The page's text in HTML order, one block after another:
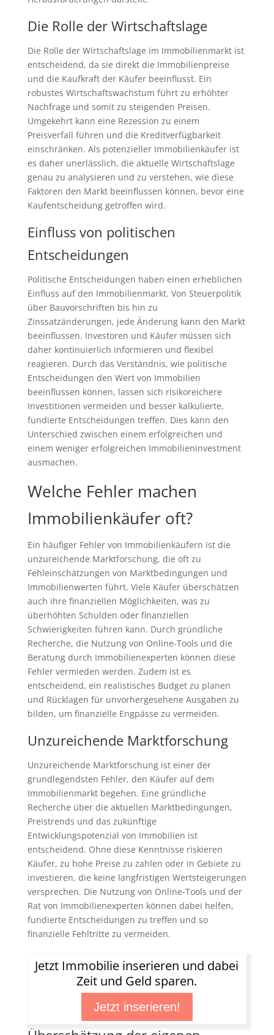
Die Rolle der Wirtschaftslage
Die Rolle der Wirtschaftslage im Immobilienmarkt ist
entscheidend, da sie direkt die Immobilienpreise
und die Kaufkraft der Käufer beeinflusst. Ein
robustes Wirtschaftswachstum führt zu erhöhter
Nachfrage und somit zu steigenden Preisen.
Umgekehrt kann eine Rezession zu einem
Preisverfall führen und die Kreditverfügbarkeit
einschränken. Als potenzieller Immobilienkäufer ist
es daher unerlässlich, die aktuelle Wirtschaftslage
genau zu analysieren und zu verstehen, wie diese
Faktoren den Markt beeinflussen können, bevor eine
Kaufentscheidung getroffen wird.
Einfluss von politischen
Entscheidungen
Politische Entscheidungen haben einen erheblichen
Einfluss auf den Immobilienmarkt. Von Steuerpolitik
über Bauvorschriften bis hin zu
Zinssatzänderungen, jede Änderung kann den Markt
beeinflussen. Investoren und Käufer müssen sich
daher kontinuierlich informieren und flexibel
reagieren. Durch das Verständnis, wie politische
Entscheidungen den Wert von Immobilien
beeinflussen können, lassen sich risikoreichere
Investitionen vermeiden und besser kalkulierte,
fundierte Entscheidungen treffen. Dies kann den
Unterschied zwischen einem erfolgreichen und
einem weniger erfolgreichen Immobilieninvestment
ausmachen.
Welche Fehler machen
Immobilienkäufer oft?
Ein häufiger Fehler von Immobilienkäufern ist die
unzureichende Marktforschung, die oft zu
Fehleinschätzungen von Marktbedingungen und
Immobilienwerten führt. Viele Käufer überschätzen
auch ihre finanziellen Möglichkeiten, was zu
überhöhten Schulden oder finanziellen
Schwierigkeiten führen kann. Durch gründliche
Recherche, die Nutzung von Online-Tools und die
Beratung durch Immobilienexperten können diese
Fehler vermieden werden. Zudem ist es
entscheidend, ein realistisches Budget zu planen
und Rücklagen für unvorhergesehene Ausgaben zu
bilden, um finanzielle Engpässe zu vermeiden.
Unzureichende Marktforschung
Unzureichende Marktforschung ist einer der
grundlegendsten Fehler, den Käufer auf dem
Immobilienmarkt begehen. Eine gründliche
Recherche über die aktuellen Marktbedingungen,
Preistrends und das zukünftige
Entwicklungspotenzial von Immobilien ist
entscheidend. Ohne diese Kenntnisse riskieren
Käufer, zu hohe Preise zu zahlen oder in Gebiete zu
investieren, die keine langfristigen Wertsteigerungen
versprechen. Die Nutzung von Online-Tools und der
Rat von Immobilienexperten können dabei helfen,
fundierte Entscheidungen zu treffen und so
finanzielle Fehltritte zu vermeiden.
Jetzt Immobilie inserieren und dabei
Zeit und Geld sparen.
Jetzt inserieren!